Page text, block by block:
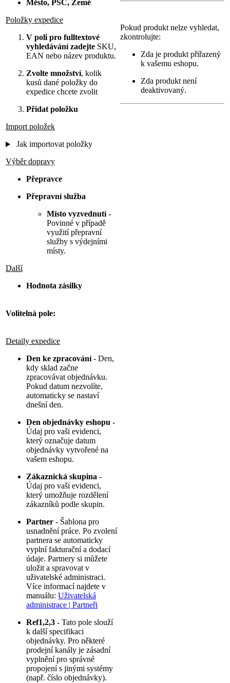
Město, PSČ, Země
Položky expedice
V poli pro fulltextové
vyhledávání zadejte SKU,
EAN nebo název produktu.
Zvolte množství, kolik
kusů dané položky do
expedice chcete zvolit
Přidat položku
Import položek
Jak importovat položky
Výběr dopravy
Přepravce
Přepravní služba
Místo vyzvednutí-
Povinné v případě
využití přepravní
služby s výdejními
místy.
Další
Hodnota zásilky
Pokud produkt nelze vyhledat,
zkontrolujte:
Zda je produkt přiřazený
k vašemu eshopu.
Zda produkt není
deaktivovaný.
Volitelná pole:
Detaily expedice
Den ke zpracování- Den,
kdy sklad začne
zpracovávat objednávku.
Pokud datum nezvolíte,
automaticky se nastaví
dnešní den.
Den objednávky eshopu -
Údaj pro vaši evidenci,
který označuje datum
objednávky vytvořené na
vašem eshopu.
Zákaznická skupina -
Údaj pro vaši evidenci,
který umožňuje rozdělení
zákazníků podle skupin.
Partner - Šablona pro
usnadnění práce. Po zvolení
partnera se automaticky
vyplní fakturační a dodací
údaje. Partnery si můžete
uložit a spravovat v
uživatelské administraci.
Více informací najdete v
manuálu: Uživatelská
administrace | Partneři
Ref1,2,3 - Tato pole slouží
k další specifikaci
objednávky. Pro některé
prodejní kanály je zásadní
vyplnění pro správné
propojení s jinými systémy
(např. číslo objednávky).